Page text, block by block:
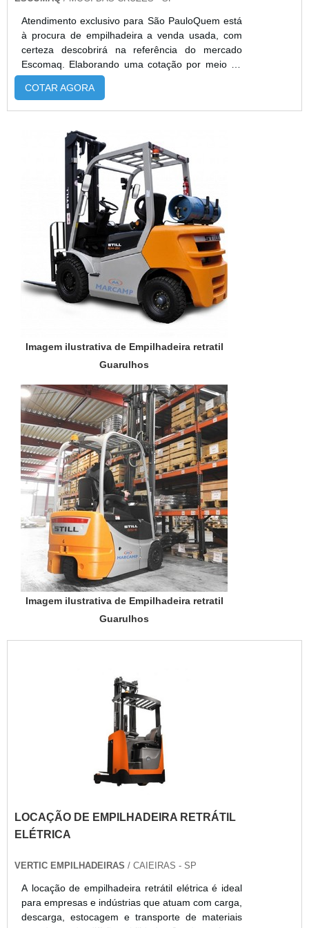
Atendimento exclusivo para São PauloQuem está
à procura de empilhadeira a venda usada, com
certeza descobrirá na referência do mercado
Escomaq. Elaborando uma cotação por meio da
própria empresa e encontrando a sofisticação,
qualidade e preço justo em um só lugar.MAIS
empilhadeira a venda usada em uma empresa
segura, descobre o site da Escomaq. Com grande
expressão de me...
COTAR AGORA
Imagem ilustrativa de Empilhadeira retratil
Guarulhos
Imagem ilustrativa de Empilhadeira retratil
Guarulhos
LOCAÇÃO DE EMPILHADEIRA RETRÁTIL
ELÉTRICA
VERTIC EMPILHADEIRAS / CAIEIRAS - SP
A locação de empilhadeira retrátil elétrica é ideal
para empresas e indústrias que atuam com carga,
descarga, estocagem e transporte de materiais